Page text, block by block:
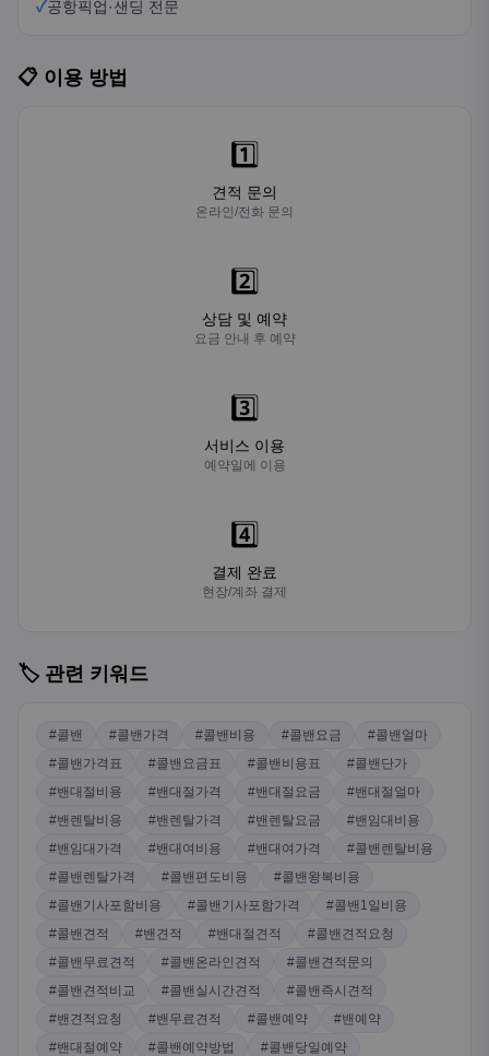
✓공항픽업·샌딩 전문
📋 이용 방법
1️⃣
견적 문의
온라인/전화 문의
2️⃣
상담 및 예약
요금 안내 후 예약
3️⃣
서비스 이용
예약일에 이용
4️⃣
결제 완료
현장/계좌 결제
🏷️ 관련 키워드
#콜밴 #콜밴가격 #콜밴비용 #콜밴요금
#콜밴얼마
#콜밴가격표
#콜밴요금표 #콜밴비용표
#콜밴단가
#밴대절비용
#밴대절가격 #밴대절요금
#밴대절얼마
#밴렌탈비용
#밴렌탈가격 #밴렌탈요금
#밴임대비용
#밴임대가격
#밴대여비용 #밴대여가격
#콜밴렌탈비용
#콜밴렌탈가격
#콜밴편도비용
#콜밴왕복비용
#콜밴기사포함비용
#콜밴기사포함가격
#콜밴1일비용
#콜밴견적
#밴견적 #밴대절견적
#콜밴견적요청
#콜밴무료견적
#콜밴온라인견적
#콜밴견적문의
#콜밴견적비교
#콜밴실시간견적
#콜밴즉시견적
#밴견적요청
#밴무료견적 #콜밴예약
#밴예약
#밴대절예약
#콜밴예약방법
#콜밴당일예약